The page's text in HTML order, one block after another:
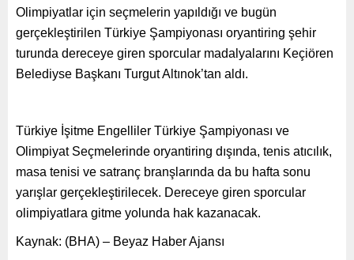
Olimpiyatlar için seçmelerin yapıldığı ve bugün
gerçekleştirilen Türkiye Şampiyonası oryantiring şehir
turunda dereceye giren sporcular madalyalarını Keçiören
Belediyse Başkanı Turgut Altınok’tan aldı.
Türkiye İşitme Engelliler Türkiye Şampiyonası ve
Olimpiyat Seçmelerinde oryantiring dışında, tenis atıcılık,
masa tenisi ve satranç branşlarında da bu hafta sonu
yarışlar gerçekleştirilecek. Dereceye giren sporcular
olimpiyatlara gitme yolunda hak kazanacak.
Kaynak: (BHA) – Beyaz Haber Ajansı